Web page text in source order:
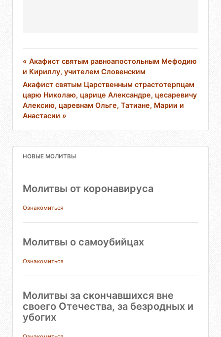
« Акафист святым равноапостольным Мефодию
и Кириллу, учителем Словенским
Акафист святым Царственным страстотерпцам
царю Николаю, царице Александре, цесаревичу
Алексию, царевнам Ольге, Татиане, Марии и
Анастасии »
НОВЫЕ МОЛИТВЫ
Молитвы от коронавируса
Ознакомиться
Молитвы о самоубийцах
Ознакомиться
Молитвы за скончавшихся вне
своего Отечества, за безродных и
убогих